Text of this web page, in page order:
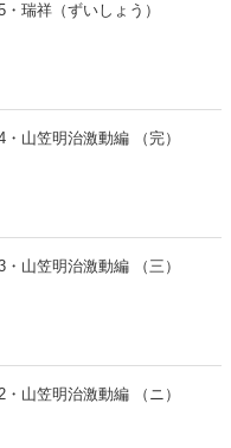
瑞祥（ずいしょう）
山笠明治激動編 （完）
山笠明治激動編 （三）
山笠明治激動編 （ニ）